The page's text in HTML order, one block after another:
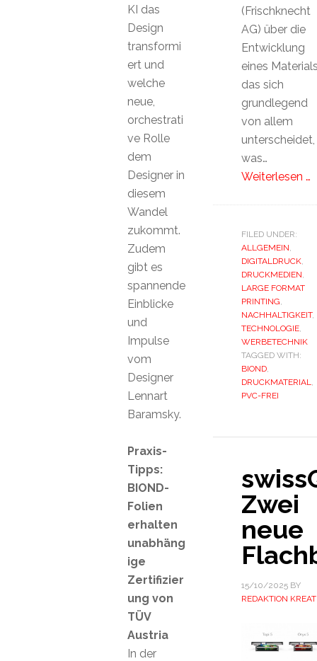
(Frischknecht
AG) über die
Entwicklung
eines
das sich
grundlegend
von allem
unterscheidet,
was…
Weiterlesen …
FILED UNDER:
ALLGEMEIN
DIGITALDRUCK,
DRUCKMEDIEN
LARGE FORMAT
PRINTING
NACHHALTIGKEIT,
TECHNOLOGIE,
WERBETECHNIK
TAGGED WITH:
BIOND,
DRUCKMATERIAL
PVC-FREI
Zwei
neue
15/10/2025BY
REDAKTION
KI das
Design
transformi
ert und
welche
neue,
orchestrati
ve Rolle
dem
Designer in
diesem
Wandel
zukommt.
Zudem
gibt es
spannende
Einblicke
und
Impulse
vom
Designer
Lennart
Baramsky.
Praxis-
Tipps:
BIOND-
Folien
erhalten
unabhäng
ige
Zertifizier
ung von
TÜV
Austria
In der